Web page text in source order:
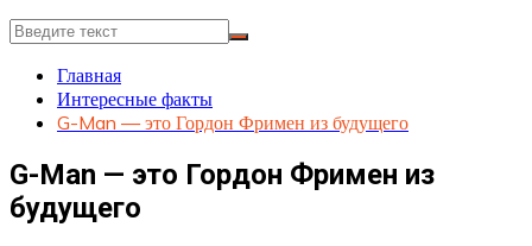
Главная
Интересные факты
G-Man — это Гордон Фримен из будущего
G-Man — это Гордон Фримен из
будущего